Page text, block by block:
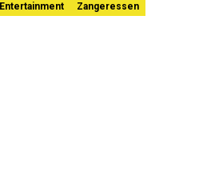
Entertainment
Zangeressen